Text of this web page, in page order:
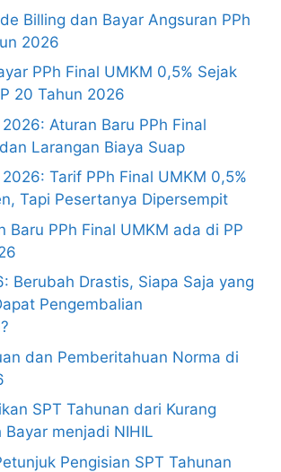
Billing dan Bayar Angsuran PPh
2026
PPh Final UMKM 0,5% Sejak
20 Tahun 2026
Aturan Baru PPh Final
Larangan Biaya Suap
Tarif PPh Final UMKM 0,5%
Tapi Pesertanya Dipersempit
Baru PPh Final UMKM ada di PP
Berubah Drastis, Siapa Saja yang
Pengembalian
dan Pemberitahuan Norma di
SPT Tahunan dari Kurang
Bayar menjadi NIHIL
Pengisian SPT Tahunan